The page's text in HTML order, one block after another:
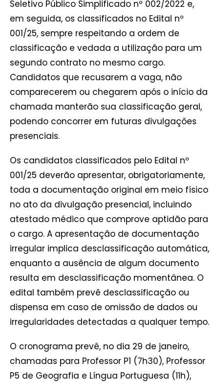
Seletivo Público Simplificado nº 002/2022 e,
em seguida, os classificados no Edital nº
001/25, sempre respeitando a ordem de
classificação e vedada a utilização para um
segundo contrato no mesmo cargo.
Candidatos que recusarem a vaga, não
comparecerem ou chegarem após o início da
chamada manterão sua classificação geral,
podendo concorrer em futuras divulgações
presenciais.
Os candidatos classificados pelo Edital nº
001/25 deverão apresentar, obrigatoriamente,
toda a documentação original em meio físico
no ato da divulgação presencial, incluindo
atestado médico que comprove aptidão para
o cargo. A apresentação de documentação
irregular implica desclassificação automática,
enquanto a ausência de algum documento
resulta em desclassificação momentânea. O
edital também prevê desclassificação ou
dispensa em caso de omissão de dados ou
irregularidades detectadas a qualquer tempo.
O cronograma prevê, no dia 29 de janeiro,
chamadas para Professor P1 (7h30), Professor
P5 de Geografia e Língua Portuguesa (11h),